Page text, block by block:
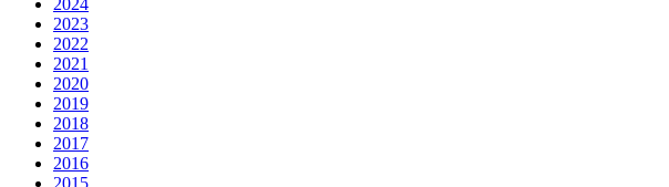
2023
2022
2021
2020
2019
2018
2017
2016
2015